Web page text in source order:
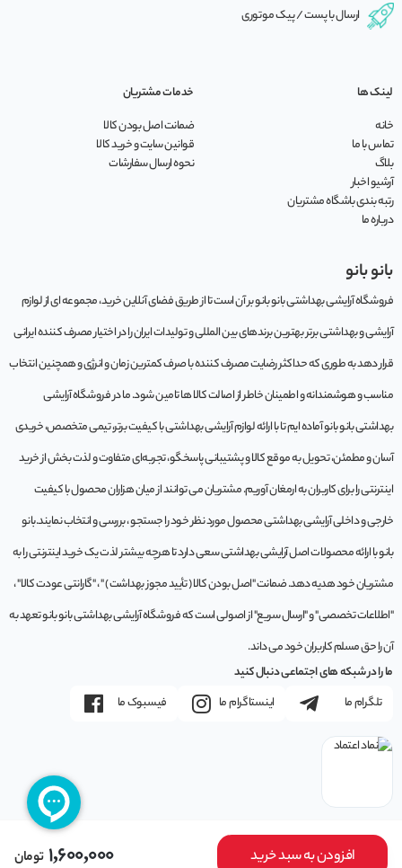
افزودن به سبد خرید 1,600,000 تومان
ارسال با پست / پیک موتوری
لینک ها
خانه
تماس با ما
بلاگ
آرشیو اخبار
رتبه بندی باشگاه مشتریان
درباره ما
خدمات مشتریان
ضمانت اصل بودن کالا
قوانین سایت و خرید کالا
نحوه ارسال سفارشات
بانو بانو
فروشگاه آرایشی بهداشتی بانو بانو بر آن است تا از طریق فضای آنلاین خرید، مجموعه‌ ای از لوازم
آرایشی و بهداشتی برتر بهترین برندهای بین المللی و تولیدات ایران را در اختیار مصرف کننده ایرانی
قرار دهد به طوری که حداکثر رضایت مصرف کننده با صرف کمترین زمان و انرژی و همچنین انتخاب
مناسب و هوشمندانه و اطمینان خاطر از اصالت کالا ها تامین شود. ما در فروشگاه آرایشی
بهداشتی بانو بانو آماده ایم تا با ارائه لوازم آرایشی بهداشتی با کیفیت برتر، تیمی متخصص، خریدی
آسان و مطمئن، تحویل به موقع کالا و پشتیبانی پاسخگو، تجربه‌ای متفاوت و لذت بخش از خرید
اینترنتی را برای کاربران به ارمغان آوریم. مشتريان می توانند از ميان هزاران محصول با کيفيت
خارجی و داخلی آرایشی بهداشتی محصول مورد نظر خود را جستجو ، بررسی و انتخاب نمايند.بانو
بانو با ارائه محصولات اصل آرایشی بهداشتی سعی دارد تا هرچه بیشتر لذت یک خرید اینترنتی را به
مشتریان خود هدیه دهد. ضمانت "اصل بودن کالا ( تأیید مجوز بهداشت ) " ، "گارانتی عودت کالا" ،
"اطلاعات تخصصی" و "ارسال سریع" از اصولی است که فروشگاه آرایشی بهداشتی بانو بانو تعهد به
آن را حق مسلم کاربران خود می داند.
ما را در شبکه های اجتماعی دنبال کنید
تلگرام ما
اینستاگرام ما فیسبوک ما